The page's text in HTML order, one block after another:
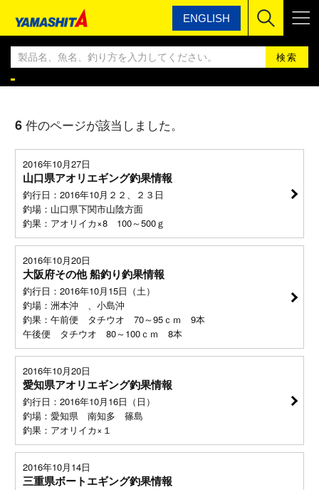
ENGLISH
ヤマシタ ヤマシタ釣果情報BLOG
ヤマシタ釣果情報
6 件のページが該当しました。
2016年10月27日
山口県アオリエギング釣果情報
釣行日：2016年10月２２、２３日
釣場：山口県下関市山陰方面
釣果：アオリイカ×8 100～500ｇ
2016年10月20日
大阪府その他 船釣り釣果情報
釣行日：2016年10月15日（土）
釣場：洲本沖 、小島沖
釣果：午前便 タチウオ 70～95ｃｍ 9本
午後便 タチウオ 80～100ｃｍ 8本
2016年10月20日
愛知県アオリエギング釣果情報
釣行日：2016年10月16日（日）
釣場：愛知県 南知多 篠島
釣果：アオリイカ×１
2016年10月14日
三重県ボートエギング釣果情報